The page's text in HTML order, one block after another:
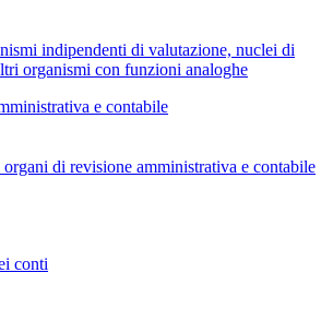
indipendenti di valutazione, nuclei di
organismi con funzioni analoghe
e contabile
di revisione amministrativa e contabile
conti